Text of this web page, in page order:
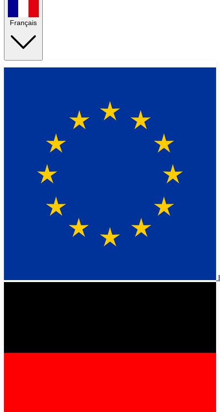
Français